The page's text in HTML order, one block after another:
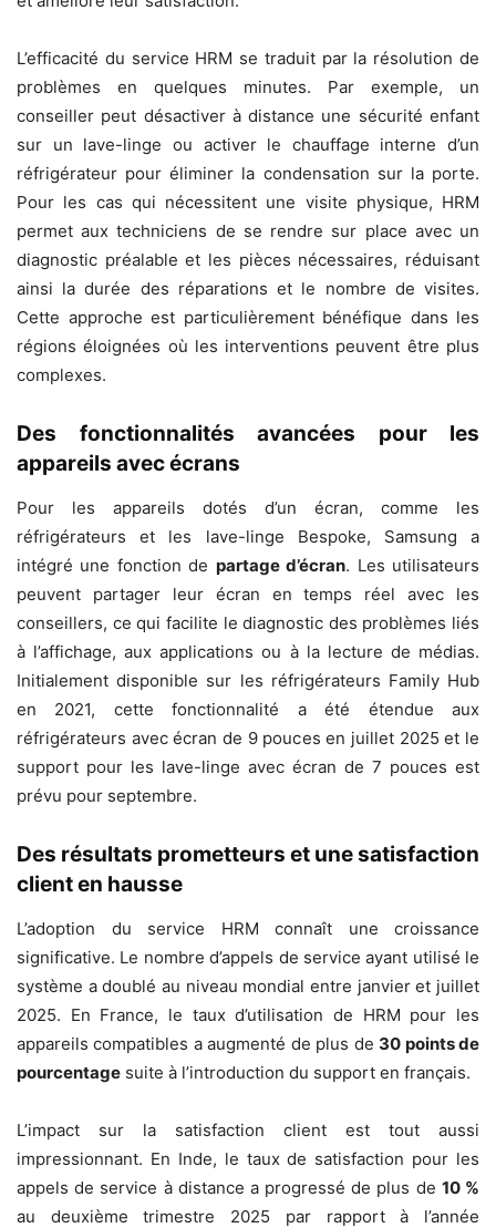
L’efficacité du service HRM se traduit par la résolution de
problèmes en quelques minutes. Par exemple, un
conseiller peut désactiver à distance une sécurité enfant
sur un lave-linge ou activer le chauffage interne d’un
réfrigérateur pour éliminer la condensation sur la porte.
Pour les cas qui nécessitent une visite physique, HRM
permet aux techniciens de se rendre sur place avec un
diagnostic préalable et les pièces nécessaires, réduisant
ainsi la durée des réparations et le nombre de visites.
Cette approche est particulièrement bénéfique dans les
régions éloignées où les interventions peuvent être plus
complexes.
Des fonctionnalités avancées pour les
appareils avec écrans
Pour les appareils dotés d’un écran, comme les
réfrigérateurs et les lave-linge Bespoke, Samsung a
intégré une fonction de partage d’écran. Les utilisateurs
peuvent partager leur écran en temps réel avec les
conseillers, ce qui facilite le diagnostic des problèmes liés
à l’affichage, aux applications ou à la lecture de médias.
Initialement disponible sur les réfrigérateurs Family Hub
en 2021, cette fonctionnalité a été étendue aux
réfrigérateurs avec écran de 9 pouces en juillet 2025 et le
support pour les lave-linge avec écran de 7 pouces est
prévu pour septembre.
Des résultats prometteurs et une satisfaction
client en hausse
L’adoption du service HRM connaît une croissance
significative. Le nombre d’appels de service ayant utilisé le
système a doublé au niveau mondial entre janvier et juillet
2025. En France, le taux d’utilisation de HRM pour les
appareils compatibles a augmenté de plus de 30 points de
pourcentage suite à l’introduction du support en français.
L’impact sur la satisfaction client est tout aussi
impressionnant. En Inde, le taux de satisfaction pour les
appels de service à distance a progressé de plus de 10 %
au deuxième trimestre 2025 par rapport à l’année